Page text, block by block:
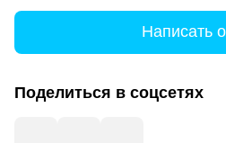
Написать
Поделиться в соцсетях